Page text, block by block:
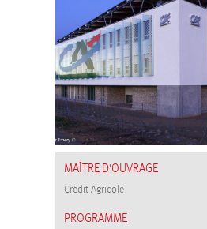
MAÎTRE D'OUVRAGE
Crédit Agricole
PROGRAMME